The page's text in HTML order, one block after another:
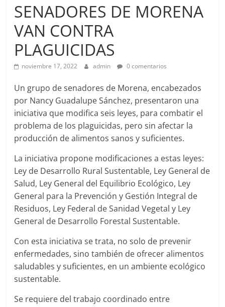
SENADORES DE MORENA
VAN CONTRA
PLAGUICIDAS
noviembre 17, 2022 admin 0 comentarios
Un grupo de senadores de Morena, encabezados
por Nancy Guadalupe Sánchez, presentaron una
iniciativa que modifica seis leyes, para combatir el
problema de los plaguicidas, pero sin afectar la
producción de alimentos sanos y suficientes.
La iniciativa propone modificaciones a estas leyes:
Ley de Desarrollo Rural Sustentable, Ley General de
Salud, Ley General del Equilibrio Ecológico, Ley
General para la Prevención y Gestión Integral de
Residuos, Ley Federal de Sanidad Vegetal y Ley
General de Desarrollo Forestal Sustentable.
Con esta iniciativa se trata, no solo de prevenir
enfermedades, sino también de ofrecer alimentos
saludables y suficientes, en un ambiente ecológico
sustentable.
Se requiere del trabajo coordinado entre